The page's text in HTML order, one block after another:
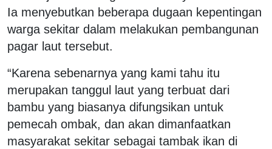
Ia menyebutkan beberapa dugaan kepentingan
warga sekitar dalam melakukan pembangunan
pagar laut tersebut.
“Karena sebenarnya yang kami tahu itu
merupakan tanggul laut yang terbuat dari
bambu yang biasanya difungsikan untuk
pemecah ombak, dan akan dimanfaatkan
masyarakat sekitar sebagai tambak ikan di